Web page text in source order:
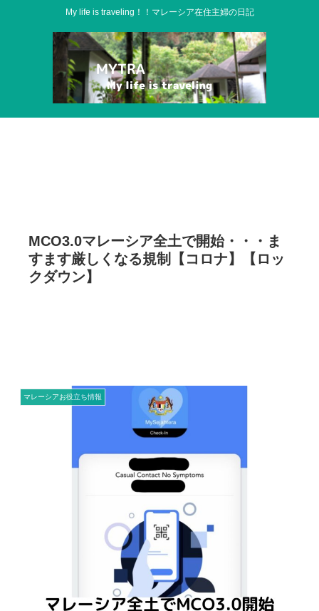
My life is traveling！！マレーシア在住主婦の日記
MCO3.0マレーシア全土で開始・・・ま
すます厳しくなる規制【コロナ】【ロッ
クダウン】
マレーシアお役立ち情報